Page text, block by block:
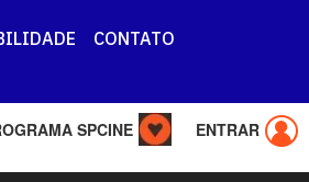
CONTATO